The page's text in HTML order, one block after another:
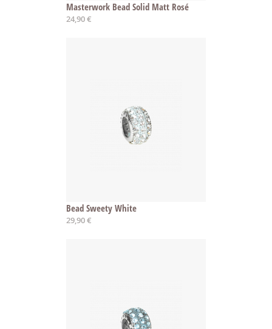
Masterwork Bead Solid Matt Rosé
24,90 €
Bead Sweety White
29,90 €